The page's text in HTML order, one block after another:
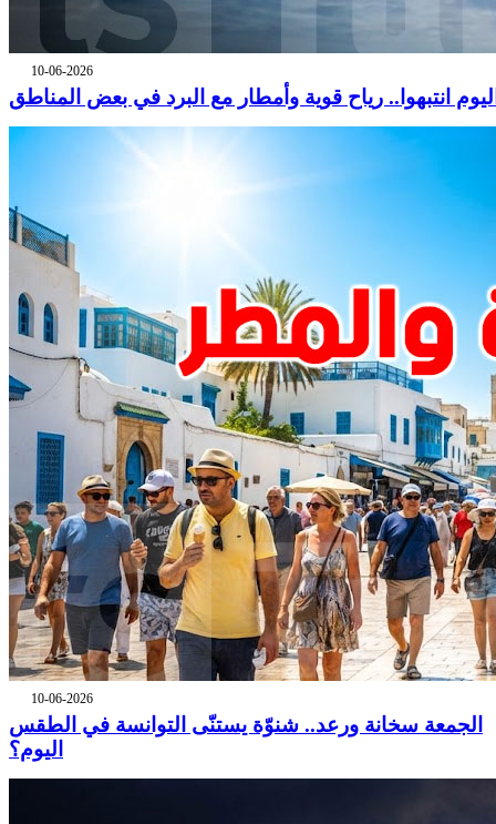
10-06-2026
انتبهوا.. رياح قوية وأمطار مع البرد في بعض المناطق
10-06-2026
الجمعة سخانة ورعد.. شنوّة يستنّى التوانسة في الطقس
اليوم؟